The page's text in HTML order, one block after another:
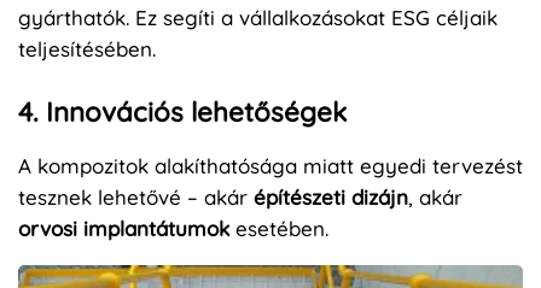
gyárthatók. Ez segíti a vállalkozásokat ESG céljaik
teljesítésében.
4. Innovációs lehetőségek
A kompozitok alakíthatósága miatt egyedi tervezést
tesznek lehetővé – akár építészeti dizájn, akár
orvosi implantátumokesetében.